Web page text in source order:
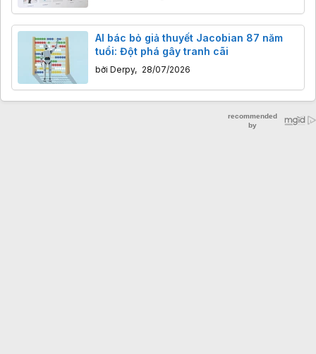
AI bác bỏ giả thuyết Jacobian 87 năm
tuổi: Đột phá gây tranh cãi
bởi Derpy, 28/07/2026